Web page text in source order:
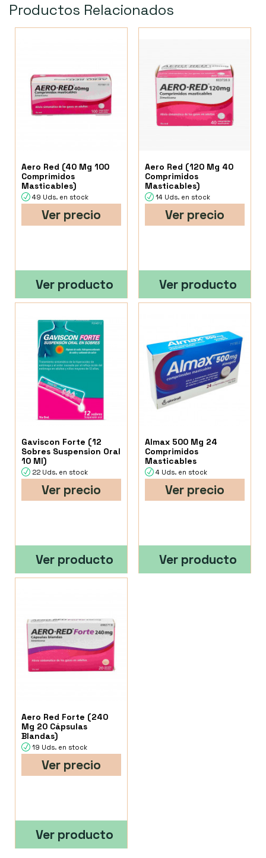
Productos Relacionados
Aero Red (40 Mg 100
Comprimidos
Masticables)
49 Uds. en stock
Ver precio
Ver producto
Aero Red (120 Mg 40
Comprimidos
Masticables)
14 Uds. en stock
Ver precio
Ver producto
Gaviscon Forte (12
Sobres Suspension Oral
10 Ml)
22 Uds. en stock
Ver precio
Ver producto
Almax 500 Mg 24
Comprimidos
Masticables
4 Uds. en stock
Ver precio
Ver producto
Aero Red Forte (240
Mg 20 Cápsulas
Blandas)
19 Uds. en stock
Ver precio
Ver producto